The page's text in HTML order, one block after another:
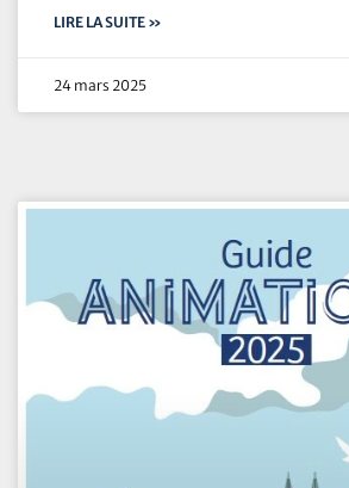
LIRE LA SUITE »
24 mars 2025